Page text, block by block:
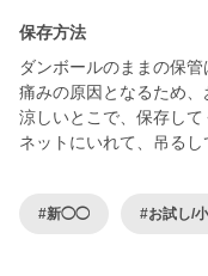
保存方法
ダンボールのままの保
痛みの原因となるため、
涼しいとこで、保存して
#新◯◯ #お試し/